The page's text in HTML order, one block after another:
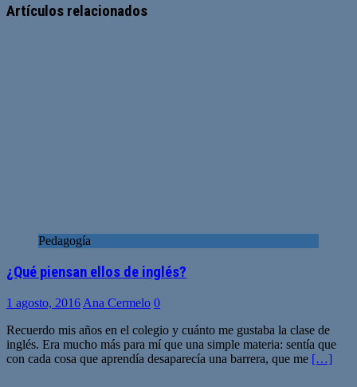
web
Artículos relacionados
Pedagogía
¿Qué piensan ellos de inglés?
1 agosto, 2016 Ana Cermelo 0
Recuerdo mis años en el colegio y cuánto me gustaba la clase de
inglés. Era mucho más para mí que una simple materia: sentía que
con cada cosa que aprendía desaparecía una barrera, que me […]